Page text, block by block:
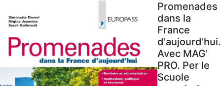
Promenades
dans la
France
d'aujourd'hui.
Avec MAG'
PRO. Per le
Scuole